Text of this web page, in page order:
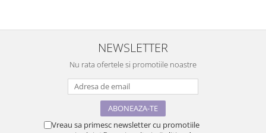
Cadouri pentru CUPLU El & Ea
Cadouri Iubitori de animale
NEWSLETTER
Nu rata ofertele si promotiile noastre
Vreau sa primesc newsletter cu promotiile